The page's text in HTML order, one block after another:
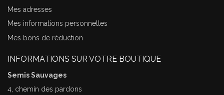
Mes adresses
Mes informations personnelles
Mes bons de réduction
INFORMATIONS SUR VOTRE BOUTIQUE
Semis Sauvages
4, chemin des pardons